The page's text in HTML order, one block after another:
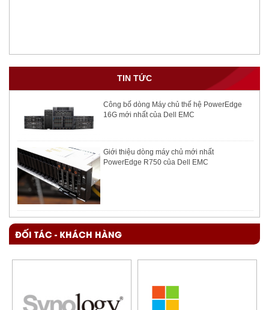
TIN TỨC
Công bố dòng Máy chủ thế hệ PowerEdge
16G mới nhất của Dell EMC
Giới thiệu dòng máy chủ mới nhất
PowerEdge R750 của Dell EMC
ĐỐI TÁC - KHÁCH HÀNG